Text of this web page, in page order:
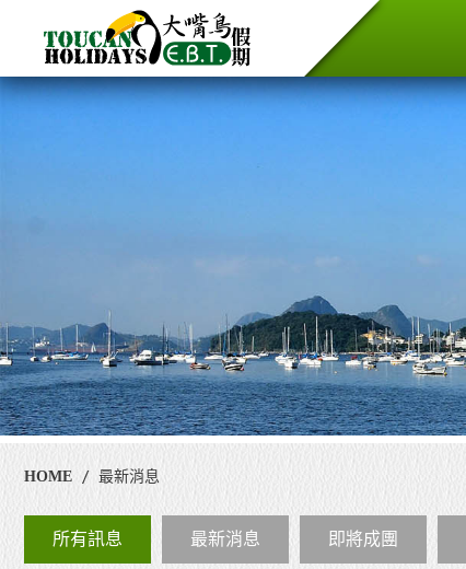
HOME 最新消息
所有訊息 最新消息 即將成團